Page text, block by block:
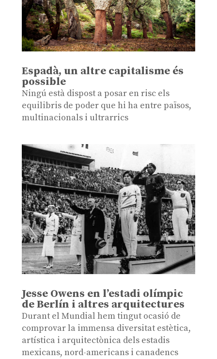
Espadà, un altre capitalisme és
possible
Ningú està dispost a posar en risc els
equilibris de poder que hi ha entre països,
multinacionals i ultrarrics
Jesse Owens en l’estadi olímpic
de Berlín i altres arquitectures
Durant el Mundial hem tingut ocasió de
comprovar la immensa diversitat estètica,
artística i arquitectònica dels estadis
mexicans, nord-americans i canadencs